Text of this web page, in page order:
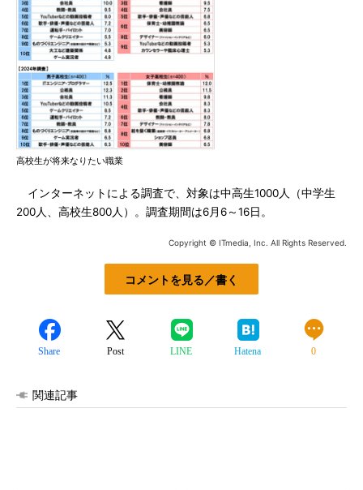
高校生が将来なりたい職業
インターネットによる調査で、対象は中高生1000人（中学生
200人、高校生800人）。調査期間は6月6～16日。
Copyright © ITmedia, Inc. All Rights Reserved.
コメントを見る／書く
Share Post LINE Hatena 0
関連記事